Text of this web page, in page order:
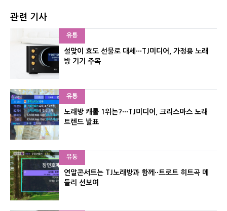
관련 기사
유통
설맞이 효도 선물로 대세···TJ미디어, 가정용 노래
방 기기 주목
유통
노래방 캐롤 1위는?···TJ미디어, 크리스마스 노래
트렌드 발표
유통
연말콘서트는 TJ노래방과 함께··트로트 히트곡 메
들리 선보여